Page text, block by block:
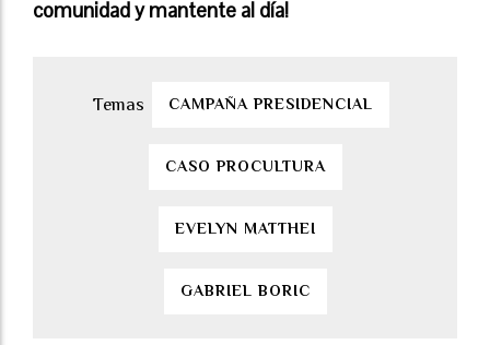
comunidad y mantente al día!
CAMPAÑA PRESIDENCIAL
CASO PROCULTURA
EVELYN MATTHEI
GABRIEL BORIC